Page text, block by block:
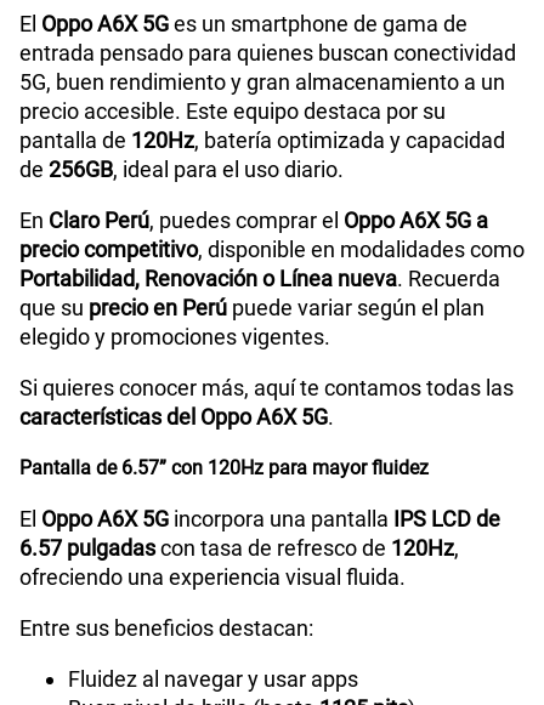
Procesador MediaTek MT6835T
Tamaño de Pantalla
WiFI Yes,802.11 b/g/n/a/ac
Bluetooth
Cámara de fotos Principal 50MP+2MP
El Oppo A6X 5Ges un smartphone de gama de
entrada pensado para quienes buscan conectividad
5G, buen rendimiento y gran almacenamiento a un
precio accesible. Este equipo destaca por su
pantalla de 120Hz, batería optimizada y capacidad
de 256GB, ideal para el uso diario.
En Claro Perú, puedes comprar el Oppo A6X 5G a
precio competitivo, disponible en modalidades como
Portabilidad, Renovación o Línea nueva. Recuerda
que su precio en Perú puede variar según el plan
elegido y promociones vigentes.
Si quieres conocer más, aquí te contamos todas las
características del Oppo A6X 5G.
Pantalla de 6.57” con 120Hz para mayor fluidez
El Oppo A6X 5G incorpora una pantalla IPS LCD de
6.57 pulgadascon tasa de refresco de 120Hz,
ofreciendo una experiencia visual fluida.
Entre sus beneficios destacan:
Fluidez al navegar y usar apps